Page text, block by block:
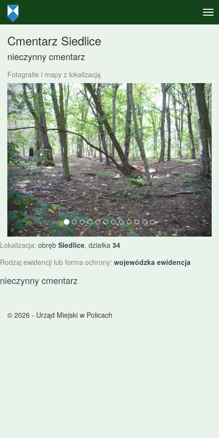
Cmentarz Siedlice
nieczynny cmentarz
Fotografie i mapy z lokalizacją
Poprzednie
Lokalizacja: obręb Siedlice, działka 34
Rodzaj ewidencji lub forma ochrony: wojewódzka ewidencja
nieczynny cmentarz
© 2026 - Urząd Miejski w Policach